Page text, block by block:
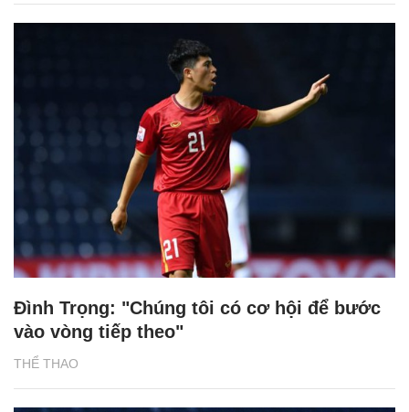
THỂ THAO
Đình Trọng: "Chúng tôi có cơ hội để bước
vào vòng tiếp theo"